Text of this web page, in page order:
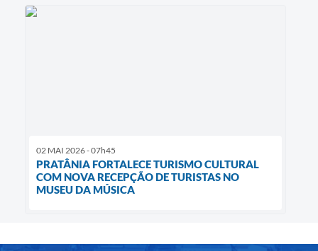
02 MAI 2026 - 07h45
PRATÂNIA FORTALECE TURISMO CULTURAL
COM NOVA RECEPÇÃO DE TURISTAS NO
MUSEU DA MÚSICA